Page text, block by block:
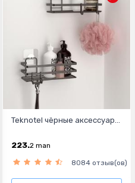
Teknotel чёрные аксессуар...
223.2 man
8084 отзыв(ов)